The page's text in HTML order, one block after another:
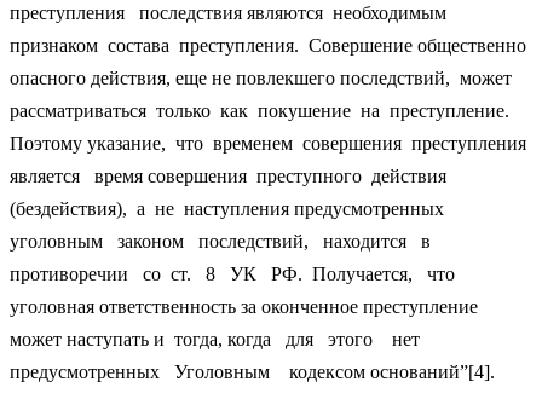
преступления последствия являются необходимым
признаком состава преступления. Совершение общественно
опасного действия, еще не повлекшего последствий, может
рассматриваться только как покушение на преступление.
Поэтому указание, что временем совершения преступления
является время совершения преступного действия
(бездействия), а не наступления предусмотренных
уголовным законом последствий, находится в
противоречии со ст. 8 УК РФ. Получается, что
уголовная ответственность за оконченное преступление
может наступать и тогда, когда для этого нет
предусмотренных Уголовным кодексом оснований”[4].